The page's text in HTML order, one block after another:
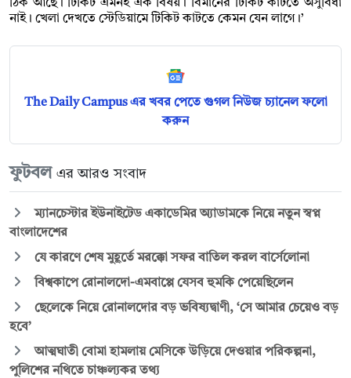
ঠিক আছে। টিকিট এমনই এক বিষয়। বিমানের টিকিট কাটতে অসুবিধা
নাই। খেলা দেখতে স্টেডিয়ামে টিকিট কাটতে কেমন যেন লাগে।’
The Daily Campus এর খবর পেতে গুগল নিউজ চ্যানেল ফলো
করুন
ফুটবল এর আরও সংবাদ
ম্যানচেস্টার ইউনাইটেড একাডেমির অ্যাডামকে নিয়ে নতুন স্বপ্ন
বাংলাদেশের
যে কারণে শেষ মুহূর্তে মরক্কো সফর বাতিল করল বার্সেলোনা
বিশ্বকাপে রোনালদো-এমবাপ্পে যেসব হুমকি পেয়েছিলেন
ছেলেকে নিয়ে রোনালদোর বড় ভবিষ্যদ্বাণী, ‘সে আমার চেয়েও বড়
হবে’
আত্মঘাতী বোমা হামলায় মেসিকে উড়িয়ে দেওয়ার পরিকল্পনা,
পুলিশের নথিতে চাঞ্চল্যকর তথ্য